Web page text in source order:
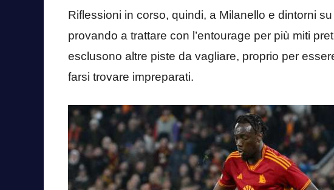
Riflessioni in corso, quindi, a Milanello e dintorni
provando a trattare con l’entourage per più miti
esclusono altre piste da vagliare, proprio per
farsi trovare impreparati.